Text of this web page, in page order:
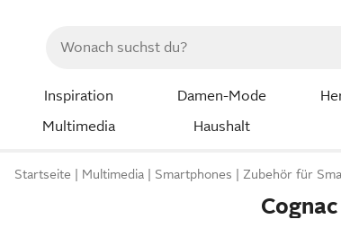
Inspiration Damen-Mode
Multimedia
Haushalt
Startseite Multimedia Smartphones Zubehör für